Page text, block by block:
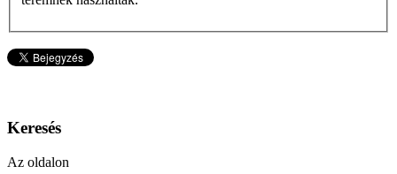
Keresés
Az oldalon